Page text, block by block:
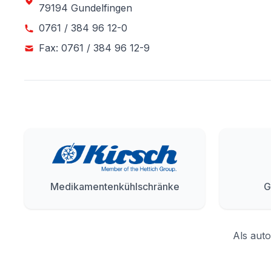
79194 Gundelfingen
0761 / 384 96 12-0
Fax: 0761 / 384 96 12-9
Medikamentenkühlschränke
Als